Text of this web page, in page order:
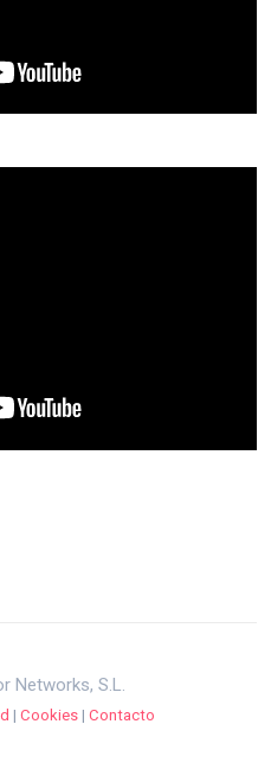
Networks, S.L.
| Cookies| Contacto